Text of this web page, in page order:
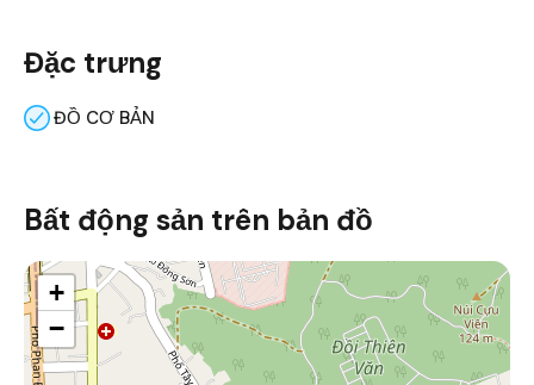
Đặc trưng
ĐỒ CƠ BẢN
Bất động sản trên bản đồ
+
−